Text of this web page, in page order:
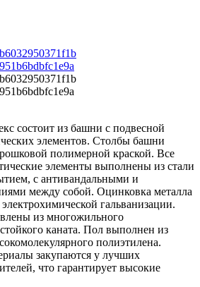
состоит из башни с подвесной
элементов. Столбы башни
полимерной краской. Все
элементы выполнены из стали
с антивандальными и
между собой. Оцинковка металла
гальванизации.
из многожильного
каната. Пол выполнен из
полиэтилена.
закупаются у лучших
что гарантирует высокие